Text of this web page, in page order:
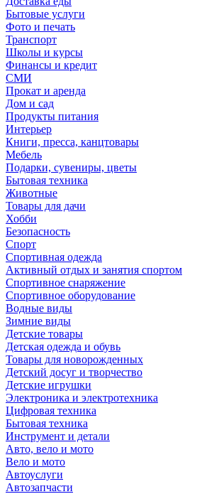
Бытовые услуги
Фото и печать
Транспорт
Школы и курсы
Финансы и кредит
СМИ
Прокат и аренда
Дом и сад
Продукты питания
Интерьер
Книги, пресса, канцтовары
Мебель
Подарки, сувениры, цветы
Бытовая техника
Животные
Товары для дачи
Хобби
Безопасность
Спорт
Спортивная одежда
Активный отдых и занятия спортом
Спортивное снаряжение
Спортивное оборудование
Водные виды
Зимние виды
Детские товары
Детская одежда и обувь
Товары для новорожденных
Детский досуг и творчество
Детские игрушки
Электроника и электротехника
Цифровая техника
Бытовая техника
Инструмент и детали
Авто, вело и мото
Вело и мото
Автоуслуги
Автозапчасти